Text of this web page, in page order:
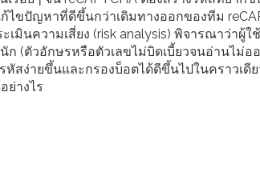
ไขปัญหาที่ดีขึ้นกว่าเดิมทางออกของทีม
มินความเสี่ยง (risk analysis) พิจารณาว่าผู้
(ตัวอักษรหรือตัวเลขไม่บิดเบี้ยวจนอ่านไม่อ
ง่ายขึ้นและกรองบ็อตได้ดีขึ้นไปในคราวเดีย
ย่างไร